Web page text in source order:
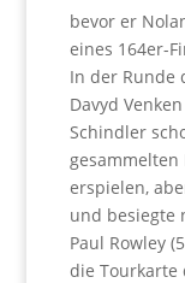
bevor er
eines 164er-
In der Runde
Davyd
Schindler
gesammelten
erspielen,
und besiegte
Paul Rowley
die Tourkarte